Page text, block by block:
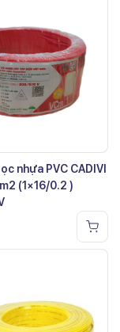
nhựa PVC CADIVI
(1×16/0.2 )